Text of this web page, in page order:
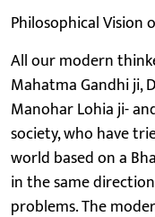
Philosophical Vision
All our modern
Mahatma Gandhi ji,
Manohar Lohia ji-
society, who have
world based on a
in the same
problems. The